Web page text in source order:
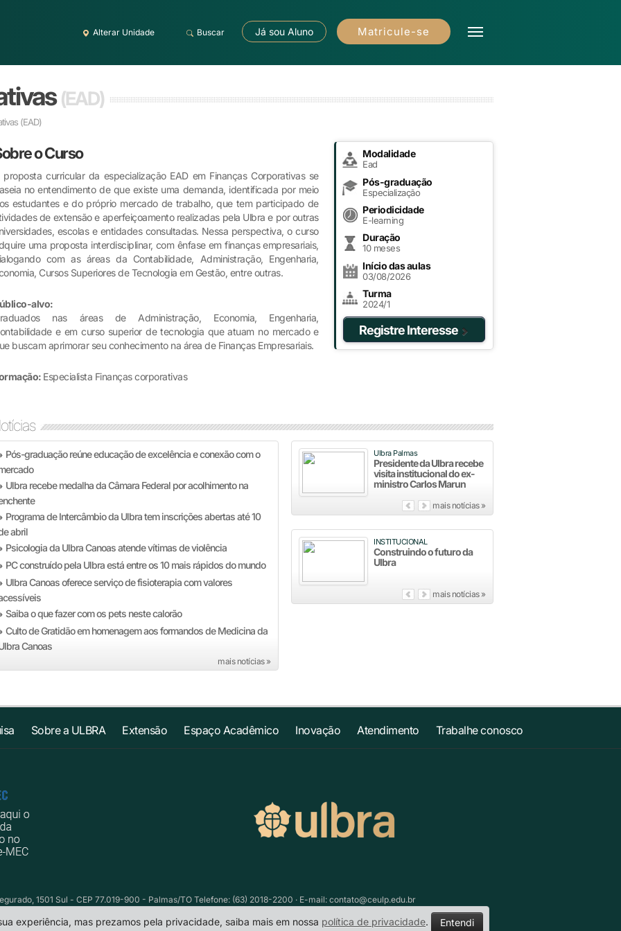
Alterar Unidade Buscar Já sou Aluno Matricule-se
(EAD)
(EAD)
o Curso
proposta curricular da especialização EAD em Finanças Corporativas se
no entendimento de que existe uma demanda, identificada por meio
estudantes e do próprio mercado de trabalho, que tem participado de
de extensão e aperfeiçoamento realizadas pela Ulbra e por outras
escolas e entidades consultadas. Nessa perspectiva, o curso
uma proposta interdisciplinar, com ênfase em finanças empresariais,
com as áreas da Contabilidade, Administração, Engenharia,
Cursos Superiores de Tecnologia em Gestão, entre outras.
alvo:
nas áreas de Administração, Economia, Engenharia,
e em curso superior de tecnologia que atuam no mercado e
buscam aprimorar seu conhecimento na área de Finanças Empresariais.
Especialista Finanças corporativas
Modalidade
Ead
Pós-graduação
Especialização
Periodicidade
E-learning
Duração
10 meses
Início das aulas
03/08/2026
Turma
2024/1
Registre Interesse
Pós-graduação reúne educação de excelência e conexão com o
Ulbra recebe medalha da Câmara Federal por acolhimento na
Programa de Intercâmbio da Ulbra tem inscrições abertas até 10
abril
Psicologia da Ulbra Canoas atende vítimas de violência
PC construído pela Ulbra está entre os 10 mais rápidos do mundo
Ulbra Canoas oferece serviço de fisioterapia com valores
Saiba o que fazer com os pets neste calorão
Culto de Gratidão em homenagem aos formandos de Medicina da
Canoas
mais notícias »
Ulbra Palmas
Presidente da Ulbra recebe
visita institucional do ex-
ministro Carlos Marun
mais notícias »
INSTITUCIONAL
Construindo o futuro da
Ulbra
mais notícias »
Sobre a ULBRA Extensão Espaço Acadêmico Inovação Atendimento Trabalhe conosco
1501 Sul - CEP 77.019-900 - Palmas/TO Telefone: (63) 2018-2200 · E-mail: contato@ceulp.edu.br
experiência, mas prezamos pela privacidade, saiba mais em nossa política de privacidade. Entendi